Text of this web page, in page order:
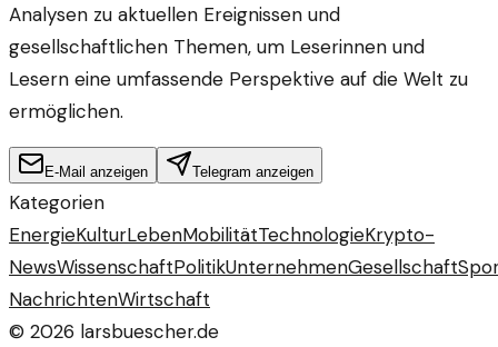
Analysen zu aktuellen Ereignissen und
gesellschaftlichen Themen, um Leserinnen und
Lesern eine umfassende Perspektive auf die Welt zu
ermöglichen.
E-Mail anzeigen Telegram anzeigen
Kategorien
EnergieKulturLebenMobilitätTechnologieKrypto-
NewsWissenschaftPolitikUnternehmenGesellschaft
NachrichtenWirtschaft
© 2026 larsbuescher.de